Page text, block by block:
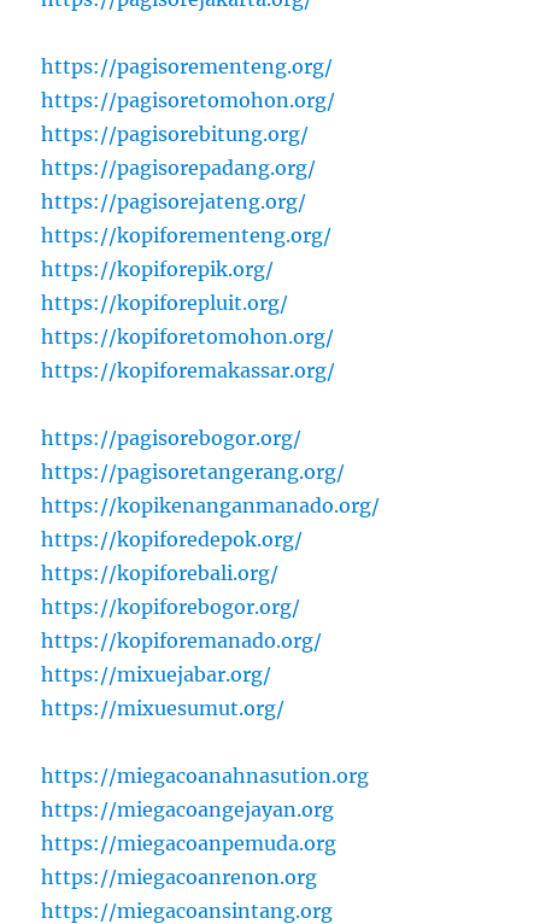
https://pagisorementeng.org/
https://pagisoretomohon.org/
https://pagisorebitung.org/
https://pagisorepadang.org/
https://pagisorejateng.org/
https://kopiforementeng.org/
https://kopiforepik.org/
https://kopiforepluit.org/
https://kopiforetomohon.org/
https://kopiforemakassar.org/
https://pagisorebogor.org/
https://pagisoretangerang.org/
https://kopikenanganmanado.org/
https://kopiforedepok.org/
https://kopiforebali.org/
https://kopiforebogor.org/
https://kopiforemanado.org/
https://mixuejabar.org/
https://mixuesumut.org/
https://miegacoanahnasution.org
https://miegacoangejayan.org
https://miegacoanpemuda.org
https://miegacoanrenon.org
https://miegacoansintang.org